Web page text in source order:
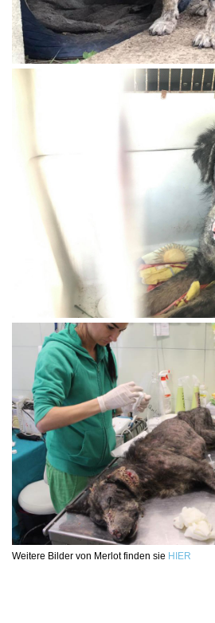
Weitere Bilder von Merlot finden sie HIER